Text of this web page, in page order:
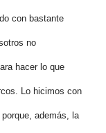
con bastante
no
hacer lo que
Lo hicimos con
además, la